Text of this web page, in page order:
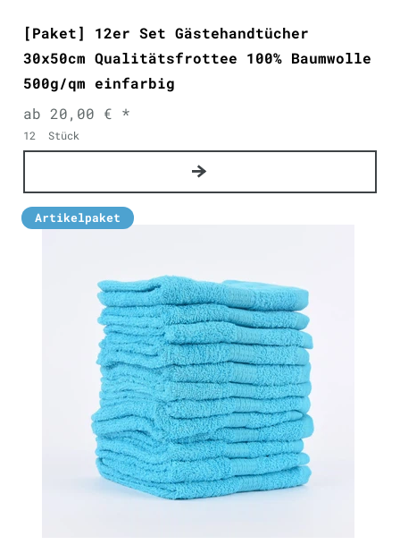
[Paket] 12er Set Gästehandtücher
30x50cm Qualitätsfrottee 100% Baumwolle
500g/qm einfarbig
ab 20,00 € *
12 Stück
Artikelpaket